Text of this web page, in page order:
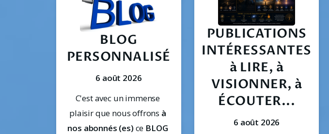
BLOG
PERSONNALISÉ
6 août 2026
C'est avec un immense
plaisir que nous offrons à
nos abonnés (es) ce BLOG
PUBLICATIONS
INTÉRESSANTES
à LIRE, à
VISIONNER, à
ÉCOUTER...
6 août 2026